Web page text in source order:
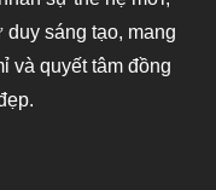
sáng tạo, mang
và quyết tâm đồng